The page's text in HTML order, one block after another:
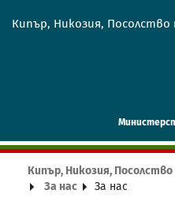
Кипър, Никозия, Посолство
Кипър, Никозия,
За нас
За нас